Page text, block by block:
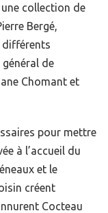
collection de
Bergé,
différents
de
Chomant et
pour mettre
à l’accueil du
et le
créent
Cocteau